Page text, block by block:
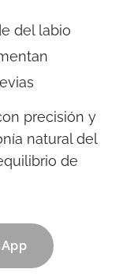
del labio
precisión y
natural del
de